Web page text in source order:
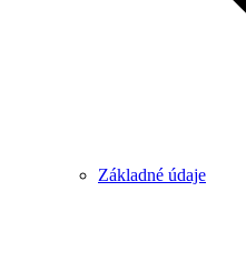
Základné údaje